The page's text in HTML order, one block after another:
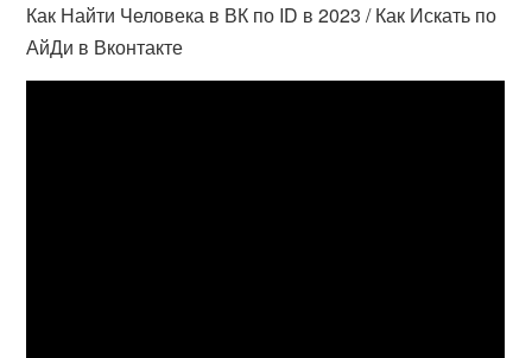
Как Найти Человека в ВК по ID в 2023 / Как Искать по
АйДи в Вконтакте